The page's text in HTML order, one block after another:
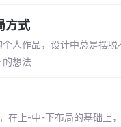
方式
人作品，设计中总是摆
想法
在上-中-下布局的基础上